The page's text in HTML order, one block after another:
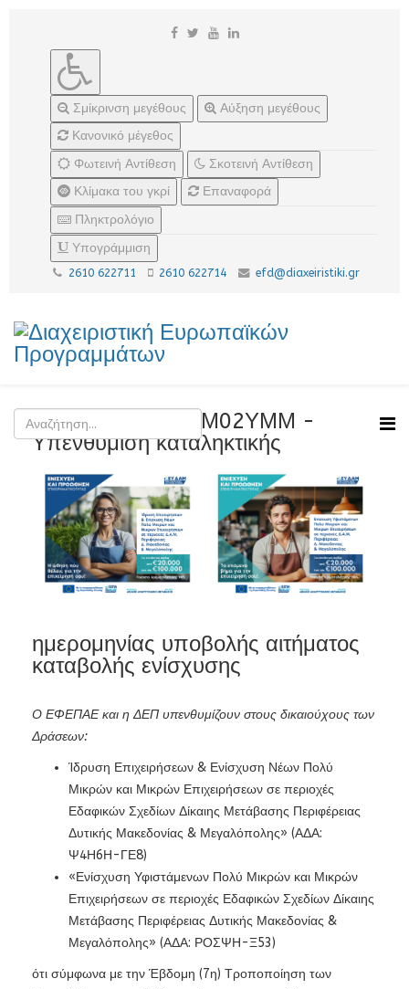
Σμίκρινση μεγέθους
Αύξηση μεγέθους
Κανονικό μέγεθος
Φωτεινή Αντίθεση
Σκοτεινή Αντίθεση
Κλίμακα του γκρί
Επαναφορά
Πληκτρολόγιο
Υπογράμμιση
2610 622711 2610 622714 efd@diaxeiristiki.gr
ΔΑΜ01ΝΥΣ / ΔΑΜ02ΥΜΜ -
Υπενθύμιση καταληκτικής
ημερομηνίας υποβολής αιτήματος
καταβολής ενίσχυσης
Ο ΕΦΕΠΑΕ και η ΔΕΠ υπενθυμίζουν στους δικαιούχους των
Δράσεων:
Ίδρυση Επιχειρήσεων & Ενίσχυση Νέων Πολύ
Μικρών και Μικρών Επιχειρήσεων σε περιοχές
Εδαφικών Σχεδίων Δίκαιης Μετάβασης Περιφέρειας
Δυτικής Μακεδονίας & Μεγαλόπολης» (ΑΔΑ:
Ψ4Η6Η-ΓΕ8)
«Ενίσχυση Υφιστάμενων Πολύ Μικρών και Μικρών
Επιχειρήσεων σε περιοχές Εδαφικών Σχεδίων Δίκαιης
Μετάβασης Περιφέρειας Δυτικής Μακεδονίας &
Μεγαλόπολης» (ΑΔΑ: ΡΟΣΨΗ-Ξ53)
ότι σύμφωνα με την Έβδομη (7η) Τροποποίηση των